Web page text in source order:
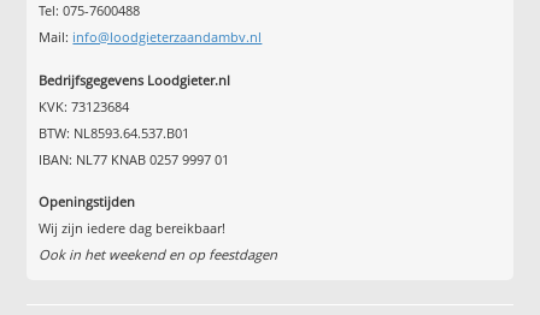
Tel: 075-7600488
Mail: info@loodgieterzaandambv.nl
Bedrijfsgegevens Loodgieter.nl
KVK: 73123684
BTW: NL8593.64.537.B01
IBAN: NL77 KNAB 0257 9997 01
Openingstijden
Wij zijn iedere dag bereikbaar!
Ook in het weekend en op feestdagen